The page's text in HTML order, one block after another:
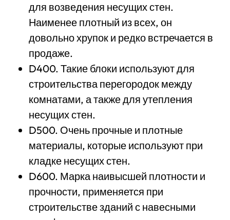
для возведения несущих стен.
Наименее плотный из всех, он
довольно хрупок и редко встречается в
продаже.
D400. Такие блоки используют для
строительства перегородок между
комнатами, а также для утепления
несущих стен.
D500. Очень прочные и плотные
материалы, которые используют при
кладке несущих стен.
D600. Марка наивысшей плотности и
прочности, применяется при
строительстве зданий с навесными